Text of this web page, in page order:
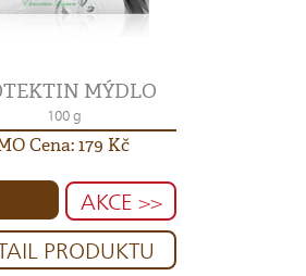
MÝDLO
100 g
Cena: 179 Kč
AKCE >>
PRODUKTU